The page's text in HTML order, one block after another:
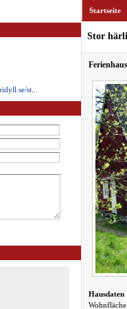
st...
Startseite
Stor
Hausdaten